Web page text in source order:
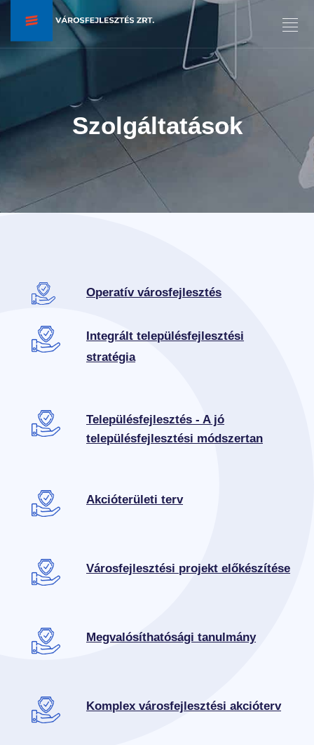
Szolgáltatások
Operatív városfejlesztés
Integrált településfejlesztési
stratégia
Településfejlesztés - A jó
településfejlesztési módszertan
Akcióterületi terv
Városfejlesztési projekt előkészítése
Megvalósíthatósági tanulmány
Komplex városfejlesztési akcióterv